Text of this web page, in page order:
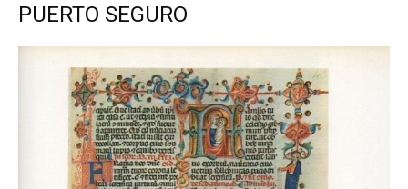
PUERTO SEGURO